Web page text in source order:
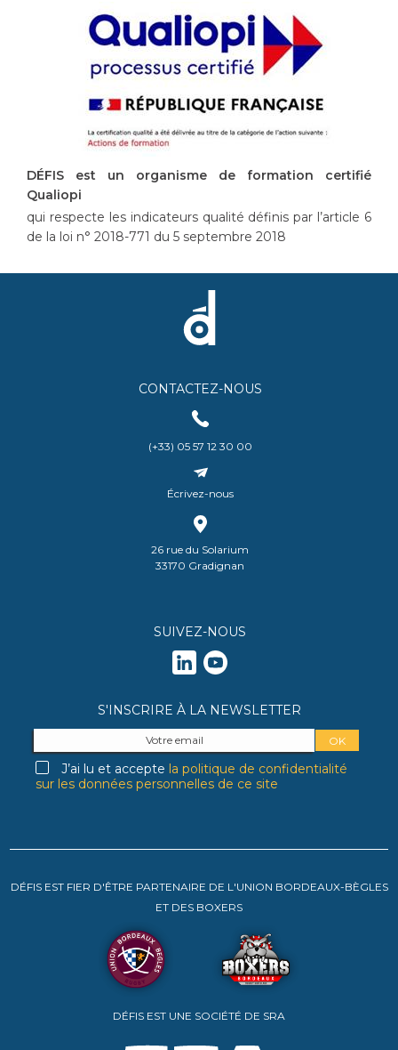
DÉFIS est un organisme de formation certifié
Qualiopi
qui respecte les indicateurs qualité définis par l’article 6
de la loi n° 2018-771 du 5 septembre 2018
CONTACTEZ-NOUS
(+33) 05 57 12 30 00
Écrivez-nous
26 rue du Solarium
33170 Gradignan
SUIVEZ-NOUS
S'INSCRIRE À LA NEWSLETTER
J’ai lu et accepte la politique de confidentialité
sur les données personnelles de ce site
DÉFIS EST FIER D'ÊTRE PARTENAIRE DE L'UNION BORDEAUX-BÈGLES
ET DES BOXERS
DÉFIS EST UNE SOCIÉTÉ DE SRA